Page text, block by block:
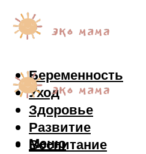
Беременность
Уход
Здоровье
Развитие
Воспитание
Меню